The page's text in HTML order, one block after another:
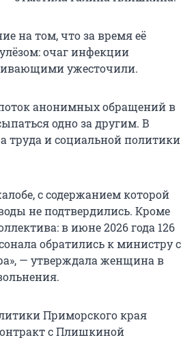
на том, что за время её
очаг инфекции
ужесточили.
анонимных обращений в
одно за другим. В
труда и социальной политики
с содержанием которой
не подтвердились. Кроме
в июне 2026 года 126
обратились к министру с
— утверждала женщина в
Приморского края
с Плишкиной